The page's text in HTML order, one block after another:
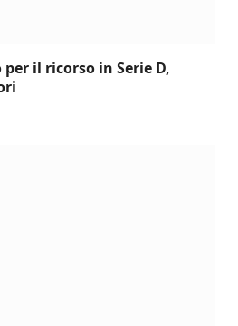
il ricorso in Serie D,